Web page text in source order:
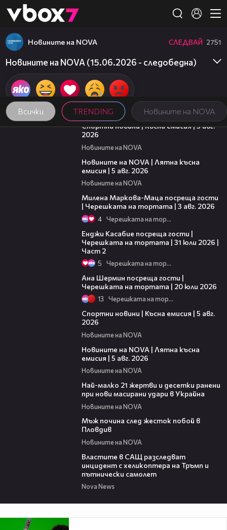
👾
Всички TRENDING Новините на NOVA
Новините на NOVA СЛЕДВАЙ 2751
Новините на NOVA (15.06.2026 - следобедна)
03:37
Спортни новини | Късна емисия | 5 авг.
2026
Новините на NOVA
Новините на NOVA | Лятна късна
емисия | 5 авг. 2026
Новините на NOVA
Милена Маркова-Маца посреща гости
| Черешката на тортата | 3 авг. 2026
4 Черешката на тортата
Енджи Касабие посреща гости |
Черешката на тортата | 31 юли 2026 |
Част 2
5 Черешката на тортата
Ана Шермин посреща гости |
Черешката на тортата | 20 юли 2026
13 Черешката на тортата
Спортни новини | Късна емисия | 5 авг.
2026
Новините на NOVA
Новините на NOVA | Лятна късна
емисия | 5 авг. 2026
Новините на NOVA
Най-малко 21 жертви и десетки ранени
при нови масирани удари в Украйна
Новините на NOVA
Мъж почина след жесток побой в
Пловдив
Новините на NOVA
Властите в САЩ разследват
инцидент с хеликоптера на Тръмп и
пътнически самолет
Nova News